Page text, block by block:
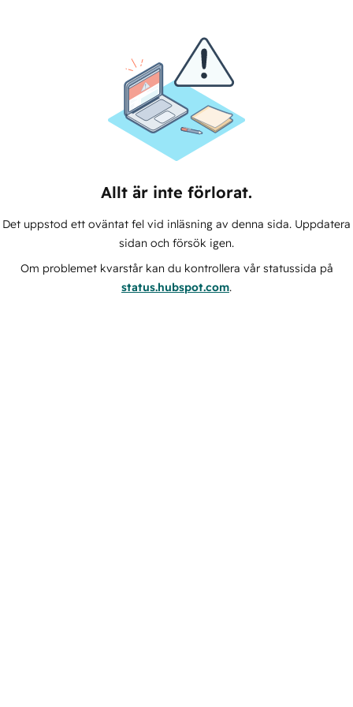
Allt är inte förlorat.
Det uppstod ett oväntat fel vid inläsning av denna sida. Uppdatera
sidan och försök igen.
Om problemet kvarstår kan du kontrollera vår statussida på
status.hubspot.com.